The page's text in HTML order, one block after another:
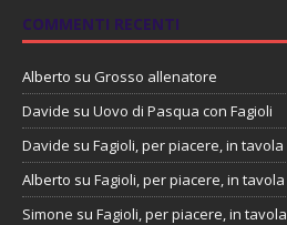
COMMENTI RECENTI
Alberto su Grosso allenatore
Davide su Uovo di Pasqua con Fagioli
Davide su Fagioli, per piacere, in tavola
Alberto su Fagioli, per piacere, in tavola
Simone su Fagioli, per piacere, in tavola